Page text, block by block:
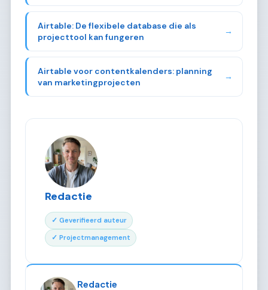
Airtable: De flexibele database die als
projecttool kan fungeren
→
Airtable voor contentkalenders: planning
van marketingprojecten
→
Redactie
✓ Geverifieerd auteur
✓ Projectmanagement
Redactie